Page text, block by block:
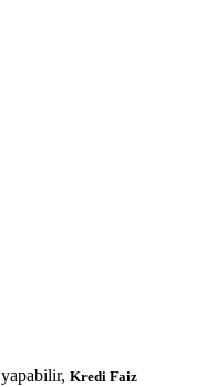
yapabilir, Kredi Faiz